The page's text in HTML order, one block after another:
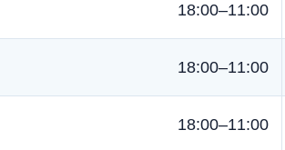
11:00–18:00
11:00–18:00
11:00–18:00